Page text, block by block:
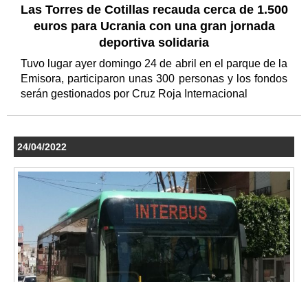
Las Torres de Cotillas recauda cerca de 1.500
euros para Ucrania con una gran jornada
deportiva solidaria
Tuvo lugar ayer domingo 24 de abril en el parque de la
Emisora, participaron unas 300 personas y los fondos
serán gestionados por Cruz Roja Internacional
24/04/2022